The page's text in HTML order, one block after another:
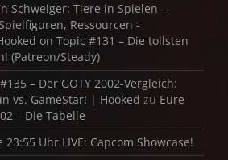
Schweiger: Tiere in Spielen -
Ressourcen -
on Topic #131 – Die tollsten
(Patreon/Steady)
– Der GOTY 2002-Vergleich:
vs. GameStar! | Hooked zu Eure
– Die Tabelle
23:55 Uhr LIVE: Capcom Showcase!